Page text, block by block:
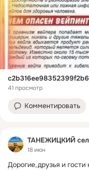
41 просмотр
Комментировать
18 июн
Дорогие,друзья и